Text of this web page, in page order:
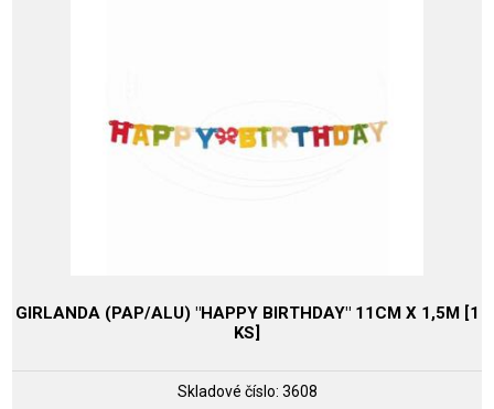
GIRLANDA (PAP/ALU) "HAPPY BIRTHDAY" 11CM X 1,5M [1
KS]
Skladové číslo: 3608